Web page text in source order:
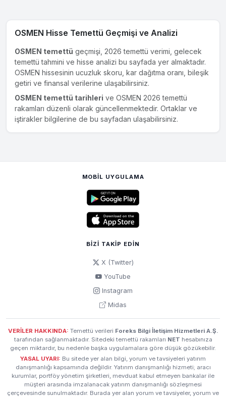
OSMEN Hisse Temettü Geçmişi ve Analizi
OSMEN temettü geçmişi, 2026 temettü verimi, gelecek
temettü tahmini ve hisse analizi bu sayfada yer almaktadır.
OSMEN hissesinin ucuzluk skoru, kar dağıtma oranı, bileşik
getiri ve finansal verilerine ulaşabilirsiniz.
OSMEN temettü tarihleri ve OSMEN 2026 temettü
rakamları düzenli olarak güncellenmektedir. Ortaklar ve
iştirakler bilgilerine de bu sayfadan ulaşabilirsiniz.
MOBIL UYGULAMA
BIZI TAKIP EDIN
X (Twitter)
YouTube
Instagram
Midas
VERİLER HAKKINDA: Temettü verileri Foreks Bilgi İletişim Hizmetleri A.Ş.
tarafından sağlanmaktadır. Sitedeki temettü rakamları NET hesabınıza
geçen miktardır, bu nedenle başka uygulamalara göre düşük gözükebilir.
YASAL UYARI: Bu sitede yer alan bilgi, yorum ve tavsiyeleri yatırım
danışmanlığı kapsamında değildir. Yatırım danışmanlığı hizmeti; aracı
kurumlar, portföy yönetim şirketleri, mevduat kabul etmeyen bankalar ile
müşteri arasında imzalanacak yatırım danışmanlığı sözleşmesi
çerçevesinde sunulmaktadır. Burada yer alan yorum ve tavsiyeler, yorum ve